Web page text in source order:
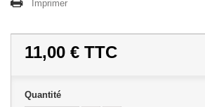
Imprimer
11,00 € TTC
Quantité